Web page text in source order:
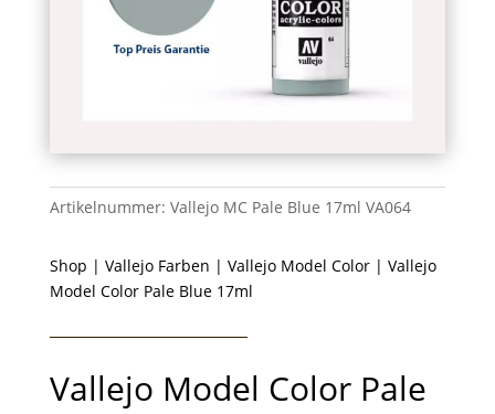
Artikelnummer: Vallejo MC Pale Blue 17ml VA064
Shop | Vallejo Farben | Vallejo Model Color| Vallejo
Model Color Pale Blue 17ml
Vallejo Model Color Pale